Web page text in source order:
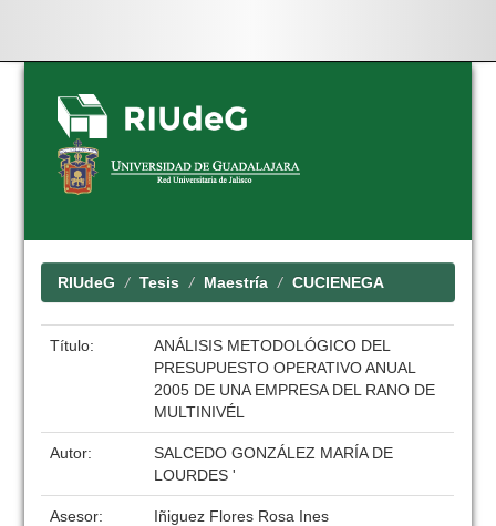
Skip
navigation
RIUdeG Tesis Maestría CUCIENEGA
Título:
ANÁLISIS METODOLÓGICO DEL
PRESUPUESTO OPERATIVO ANUAL
2005 DE UNA EMPRESA DEL RANO DE
MULTINIVÉL
Autor:
SALCEDO GONZÁLEZ MARÍA DE
LOURDES '
Asesor: Iñiguez Flores Rosa Ines